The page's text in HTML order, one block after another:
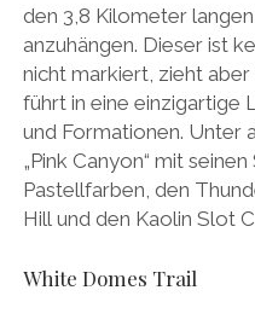
den 3,8 Kilometer
anzuhängen. Dieser ist
nicht markiert, zieht
führt in eine einzigartige
und Formationen. Unter
„Pink Canyon“ mit
Pastellfarben, den
Hill und den Kaolin Slot
White Domes Trail